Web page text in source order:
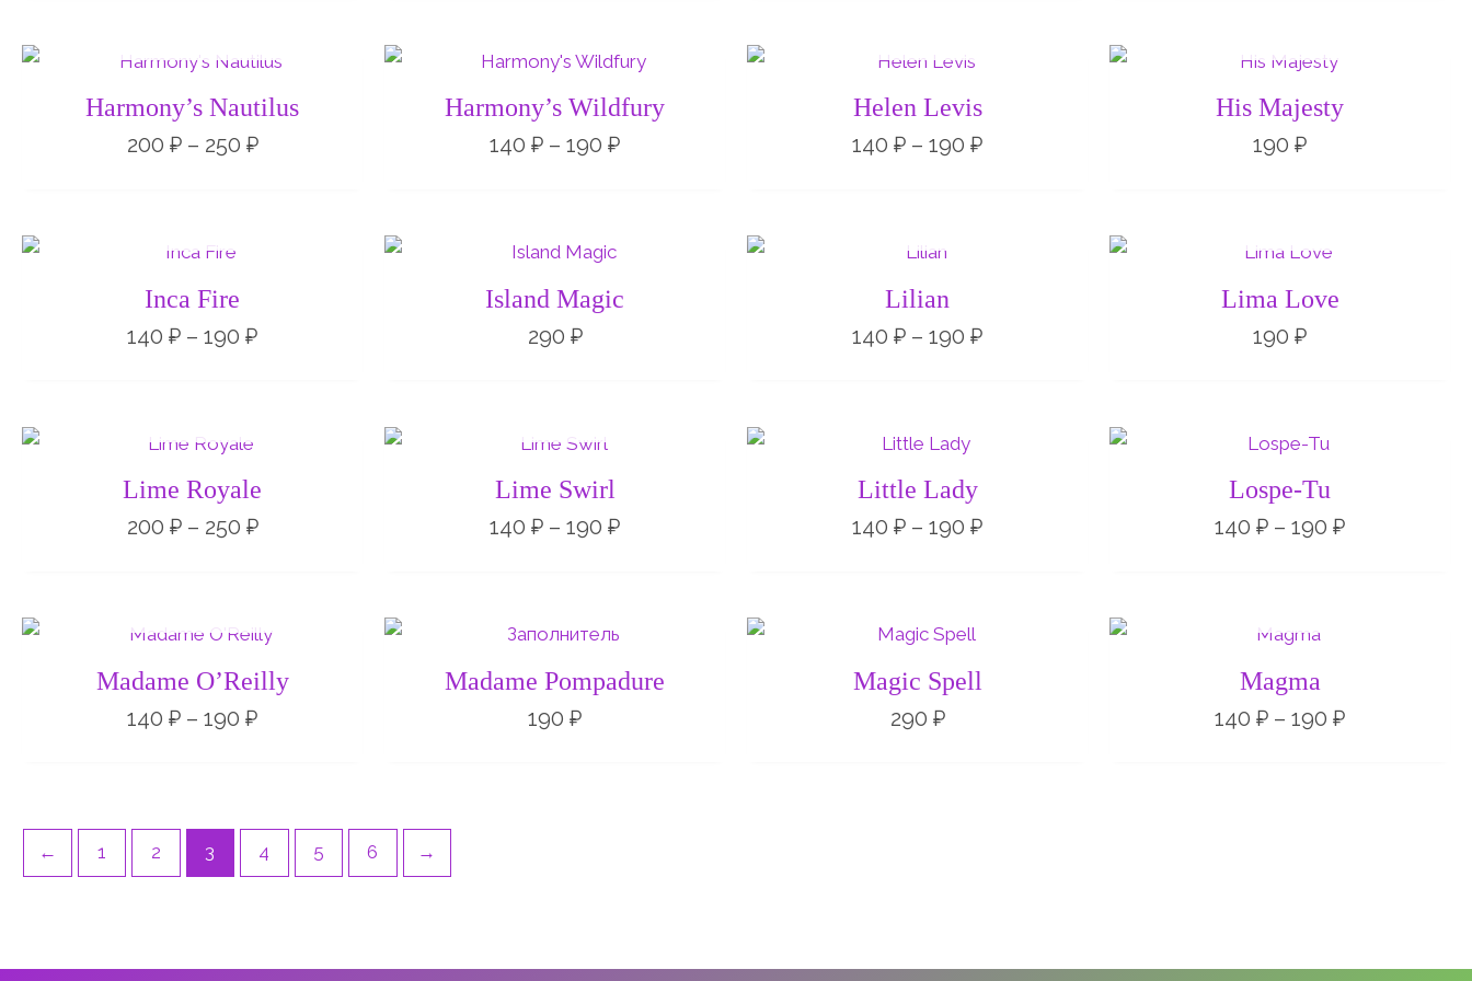
Harmony’s Nautilus
200 ₽ – 250 ₽
Диапазон
цен:
200 ₽
–
250 ₽
Harmony’s Wildfury
140 ₽ – 190 ₽
Диапазон
цен:
140 ₽
–
190 ₽
Helen Levis
140 ₽ – 190 ₽
–
190 ₽
His Majesty
190 ₽
Inca Fire
140 ₽ – 190 ₽190 ₽
Island Magic
290 ₽
Lilian
140 ₽ – 190 ₽190 ₽
Lima Love
190 ₽
Lime Royale
200 ₽ – 250 ₽
200 ₽
–
250 ₽
Lime Swirl
140 ₽ – 190 ₽190 ₽
Little Lady
140 ₽ – 190 ₽190 ₽
Lospe-Tu
140 ₽ – 190 ₽190 ₽
Madame O’Reilly
140 ₽ – 190 ₽
Диапазон
цен:
140 ₽
–
190 ₽
Madame Pompadure
190 ₽
Magic Spell
290 ₽
Magma
140 ₽ – 190 ₽190 ₽
← 1 2 3 4 5 6 →